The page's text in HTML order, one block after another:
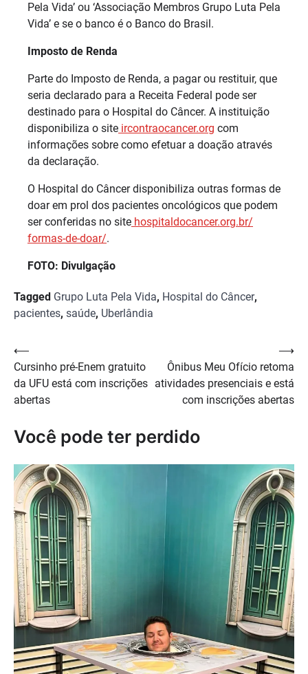
Pela Vida’ ou ‘Associação Membros Grupo Luta Pela
Vida’ e se o banco é o Banco do Brasil.
Imposto de Renda
Parte do Imposto de Renda, a pagar ou restituir, que
seria declarado para a Receita Federal pode ser
destinado para o Hospital do Câncer. A instituição
disponibiliza o site ircontraocancer.org com
informações sobre como efetuar a doação através
da declaração.
O Hospital do Câncer disponibiliza outras formas de
doar em prol dos pacientes oncológicos que podem
ser conferidas no site hospitaldocancer.org.br/
formas-de-doar/.
FOTO: Divulgação
Tagged Grupo Luta Pela Vida, Hospital do Câncer,
pacientes, saúde, Uberlândia
Navegação
de
Post
⟵
Cursinho pré-Enem gratuito
da UFU está com inscrições
abertas
Ônibus Meu Ofício retoma
atividades presenciais e está
com inscrições abertas
⟶
Você pode ter perdido